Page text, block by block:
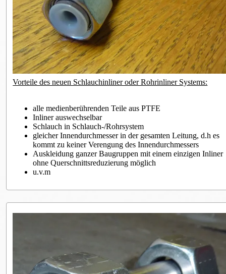
Vorteile des neuen Schlauchinliner oder Rohrinliner Systems:
alle medienberührenden Teile aus PTFE
Inliner auswechselbar
Schlauch in Schlauch-/Rohrsystem
gleicher Innendurchmesser in der gesamten Leitung, d.h es
kommt zu keiner Verengung des Innendurchmessers
Auskleidung ganzer Baugruppen mit einem einzigen Inliner
ohne Querschnittsreduzierung möglich
u.v.m